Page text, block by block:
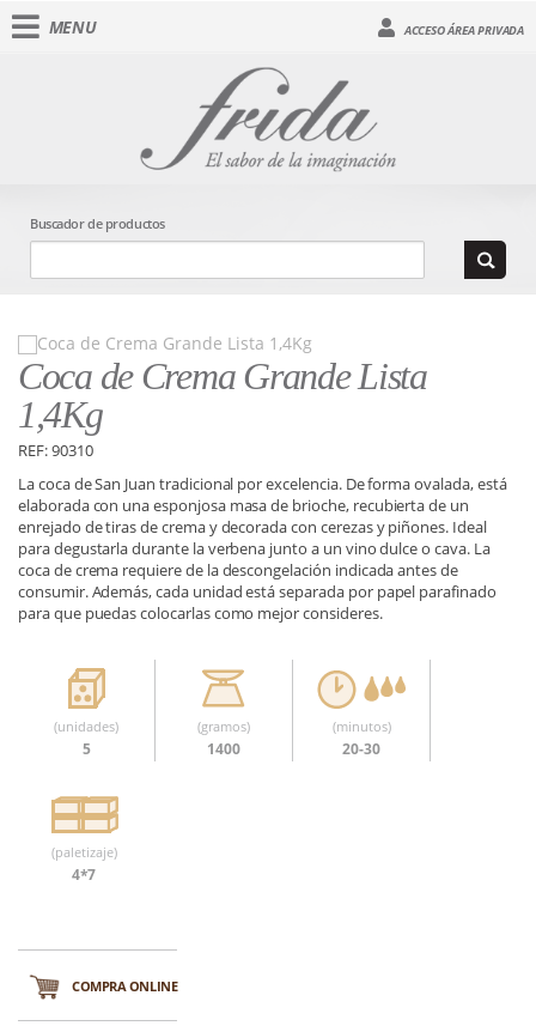
MENU ACCESO ÁREA PRIVADA
Buscador de productos
Coca de Crema Grande Lista
1,4Kg
REF: 90310
La coca de San Juan tradicional por excelencia. De forma ovalada, está
elaborada con una esponjosa masa de brioche, recubierta de un
enrejado de tiras de crema y decorada con cerezas y piñones. Ideal
para degustarla durante la verbena junto a un vino dulce o cava. La
coca de crema requiere de la descongelación indicada antes de
consumir. Además, cada unidad está separada por papel parafinado
para que puedas colocarlas como mejor consideres.
(unidades)
5
(gramos)
1400
(minutos)
20-30
(paletizaje)
4*7
COMPRA ONLINE